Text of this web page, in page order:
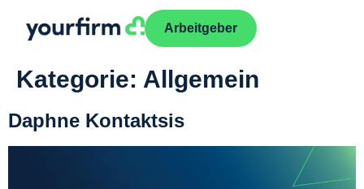
Arbeitgeber
Kategorie: Allgemein
Daphne Kontaktsis